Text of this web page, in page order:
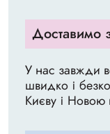
Доставимо
У нас завжди
швидко і
Києву і Новою